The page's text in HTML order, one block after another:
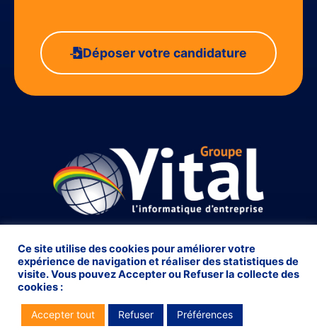
Déposer votre candidature
© 2026 Groupe Vital, tous droits réservés
Mentions Légales Cookies
Ce site utilise des cookies pour améliorer votre
expérience de navigation et réaliser des statistiques de
visite. Vous pouvez Accepter ou Refuser la collecte des
cookies :
Accepter tout Refuser Préférences